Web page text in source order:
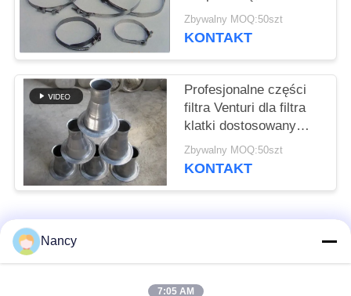
PRYWATNOŚCI
elastyczność, długa
żywotność
Zbywalny MOQ:50szt
KONTAKT
Profesjonalne części
filtra Venturi dla filtra
klatki dostosowany
rozmiar
Zbywalny MOQ:50szt
KONTAKT
popularne kategorie
Worek z filtrem
Nancy
7:05 AM